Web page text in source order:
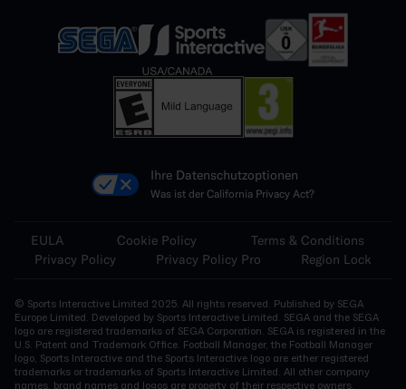
Ihre Datenschutzoptionen
Was ist der California Privacy Act?
EULA Cookie Policy
Terms & Conditions
Privacy Policy
Privacy Policy Pro Region Lock
© Sports Interactive Limited 2025. All rights reserved. Published by SEGA
Europe Limited. Developed by Sports Interactive Limited. SEGA and the SEGA
logo are registered trademarks of SEGA Corporation. SEGA is registered in the
U.S. Patent and Trademark Office. Football Manager, the Football Manager
logo, Sports Interactive and the Sports Interactive logo are either registered
trademarks or trademarks of Sports Interactive Limited. All other company
names, brand names and logos are property of their respective owners.